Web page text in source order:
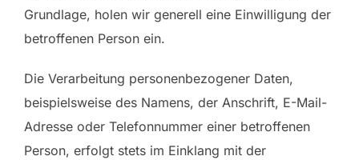
Grundlage, holen wir generell eine Einwilligung der
betroffenen Person ein.
Die Verarbeitung personenbezogener Daten,
beispielsweise des Namens, der Anschrift, E-Mail-
Adresse oder Telefonnummer einer betroffenen
Person, erfolgt stets im Einklang mit der